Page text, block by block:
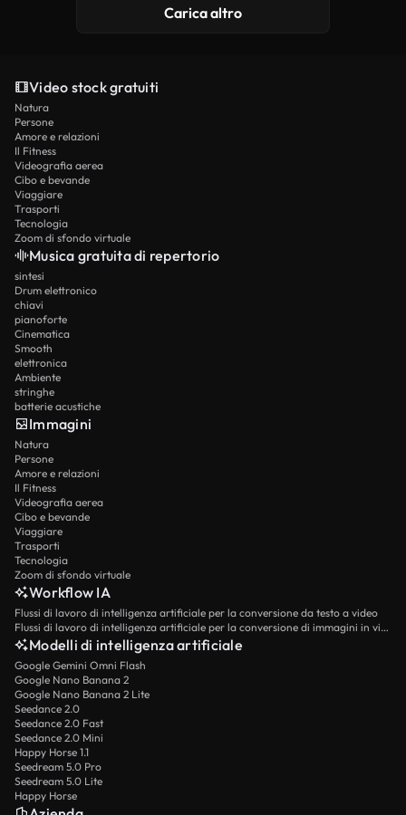
Carica altro
Video stock gratuiti
Natura
Persone
Amore e relazioni
Il Fitness
Videografia aerea
Cibo e bevande
Viaggiare
Trasporti
Tecnologia
Zoom di sfondo virtuale
Musica gratuita di repertorio
sintesi
Drum elettronico
chiavi
pianoforte
Cinematica
Smooth
elettronica
Ambiente
stringhe
batterie acustiche
Immagini
Natura
Persone
Amore e relazioni
Il Fitness
Videografia aerea
Cibo e bevande
Viaggiare
Trasporti
Tecnologia
Zoom di sfondo virtuale
Workflow IA
Flussi di lavoro di intelligenza artificiale per la conversione da testo a video
Flussi di lavoro di intelligenza artificiale per la conversione di immagini in video
Modelli di intelligenza artificiale
Google Gemini Omni Flash
Google Nano Banana 2
Google Nano Banana 2 Lite
Seedance 2.0
Seedance 2.0 Fast
Seedance 2.0 Mini
Happy Horse 1.1
Seedream 5.0 Pro
Seedream 5.0 Lite
Happy Horse